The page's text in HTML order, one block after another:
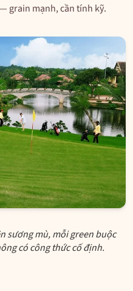
grain mạnh, cần tính kỹ.
sương mù, mỗi green buộc
có công thức cố định.